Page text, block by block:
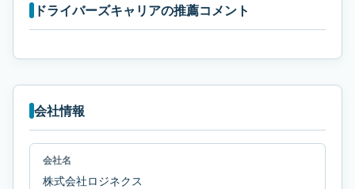
ドライバーズキャリアの推薦コメント
会社情報
会社名
株式会社ロジネクス